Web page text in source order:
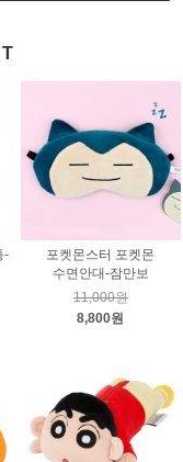
-
포켓몬스터 포켓몬
수면안대-잠만보
11,000원
8,800원